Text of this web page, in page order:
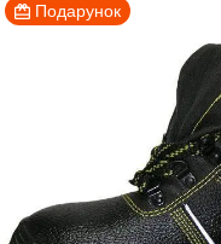
Подарунок